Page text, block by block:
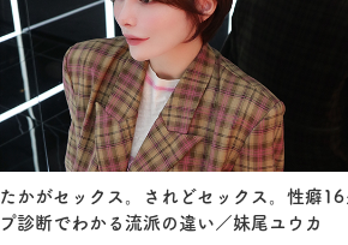
たかがセックス。されどセックス。性癖16
プ診断でわかる流派の違い／妹尾ユウカ